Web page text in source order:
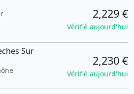
2,229 €
Vérifié aujourd'hui
Sur
2,230 €
Vérifié aujourd'hui